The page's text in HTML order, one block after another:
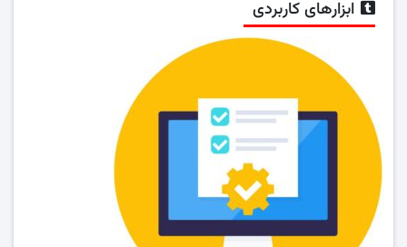
ابزارهای کاربردی